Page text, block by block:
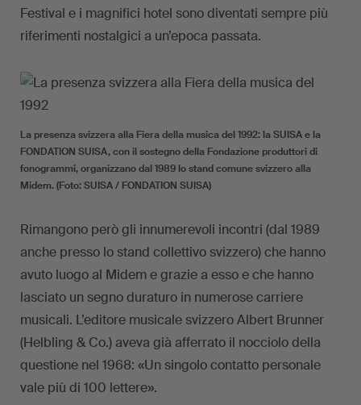
Festival e i magnifici hotel sono diventati sempre più
riferimenti nostalgici a un’epoca passata.
La presenza svizzera alla Fiera della musica del 1992: la SUISA e la
FONDATION SUISA, con il sostegno della Fondazione produttori di
fonogrammi, organizzano dal 1989 lo stand comune svizzero alla
Midem. (Foto: SUISA / FONDATION SUISA)
Rimangono però gli innumerevoli incontri (dal 1989
anche presso lo stand collettivo svizzero) che hanno
avuto luogo al Midem e grazie a esso e che hanno
lasciato un segno duraturo in numerose carriere
musicali. L’editore musicale svizzero Albert Brunner
(Helbling & Co.) aveva già afferrato il nocciolo della
questione nel 1968: «Un singolo contatto personale
vale più di 100 lettere».